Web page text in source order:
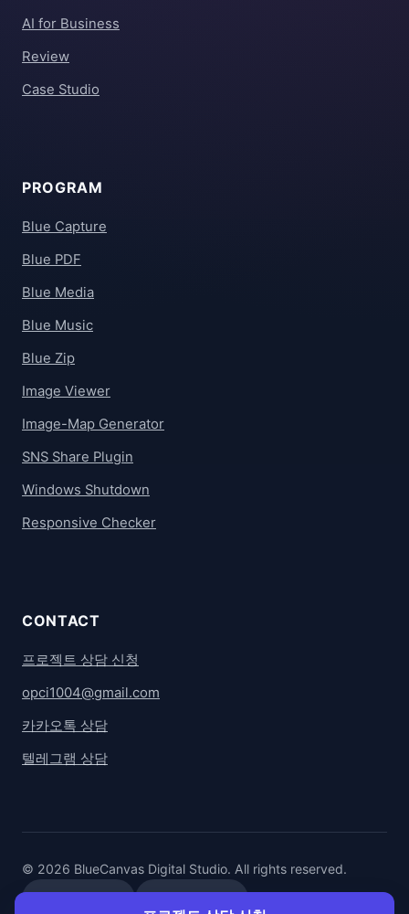
AI for Business
Review
Case Studio
PROGRAM
Blue Capture
Blue PDF
Blue Media
Blue Music
Blue Zip
Image Viewer
Image-Map Generator
SNS Share Plugin
Windows Shutdown
Responsive Checker
CONTACT
프로젝트 상담 신청
opci1004@gmail.com
카카오톡 상담
텔레그램 상담
© 2026 BlueCanvas Digital Studio. All rights reserved.